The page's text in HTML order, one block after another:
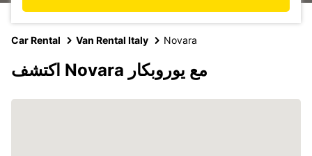
Car Rental Van Rental Italy Novara
اكتشف Novara مع يوروبكار